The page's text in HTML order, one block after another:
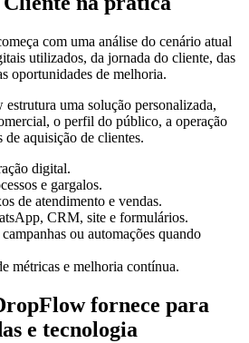
com uma análise do cenário atual
utilizados, da jornada do cliente, das
oportunidades de melhoria.
uma solução personalizada,
o perfil do público, a operação
de aquisição de clientes.
digital.
e gargalos.
de atendimento e vendas.
CRM, site e formulários.
ou automações quando
métricas e melhoria contínua.
fornece para
e tecnologia